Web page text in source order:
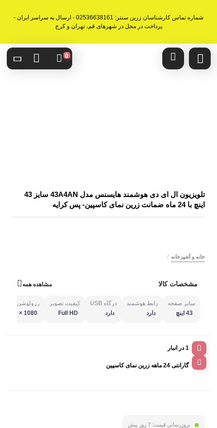
شماره تماس کارشناسان زرین سنتر: 02536638161 - ارسال به سراسر ایران -
پرداخت در محل در شهرهای قم، تهران و کرج
0
تلویزیون ال ای دی هوشمند هایسنس مدل 43A4AN سایز 43
اینچ با 24 ماه ضمانت زرین نمای کاسپین- پس کرایه
خانه و آشپزخانه /
مشخصات کالا مشاهده همه
سایز صفحه
43 اینچ
رابط هوشمند
دارد
درگاه USB
دارد
کیفیت تصویر
Full HD
رزولوشن
1080 × 1920
1 در انبار
گارانتی 24 ماهه زرین نمای کاسپین
بروزرسانی قیمت: 7 روز پیش